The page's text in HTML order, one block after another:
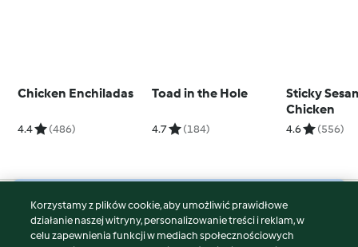
Chicken Enchiladas
4.4 (486)
Toad in the Hole
4.7 (184)
Sticky
Chicken
4.6 (556)
© Copyright 2026
Warunki korzystania
Korzystamy z plików cookie, aby umożliwić prawidłowe
działanie naszej witryny, personalizowanie treści i reklam, w
celu zapewnienia funkcji w mediach społecznościowych